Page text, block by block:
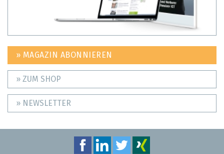
» MAGAZIN ABONNIEREN
» ZUM SHOP
» NEWSLETTER